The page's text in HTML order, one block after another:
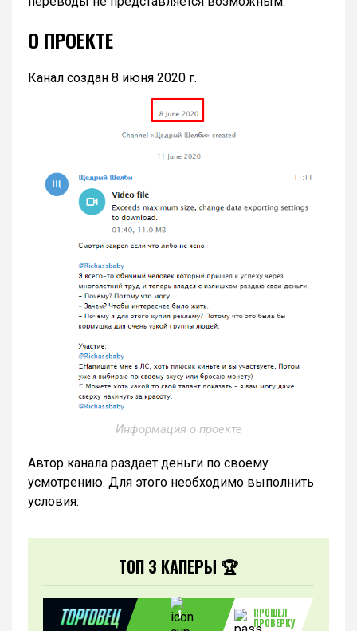
О ПРОЕКТЕ
Канал создан 8 июня 2020 г.
Информация о проекте
Автор канала раздает деньги по своему
усмотрению. Для этого необходимо выполнить
условия:
ТОП 3 КАПЕРЫ 🏆
1
ПРОШЕЛ
ПРОВЕРКУ